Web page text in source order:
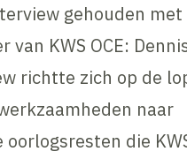
gehouden met
van KWS OCE:
richtte zich op de
naar
die